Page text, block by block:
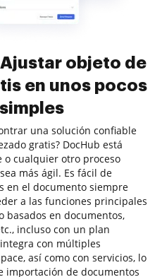
objeto de
en unos pocos
una solución confiable
gratis? DocHub está
o cualquier otro proceso
más ágil. Es fácil de
en el documento siempre
a las funciones principales
basados en documentos,
incluso con un plan
con múltiples
así como con servicios, lo
importación de documentos